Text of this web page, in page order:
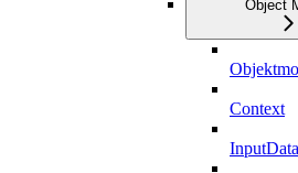
Object
Context